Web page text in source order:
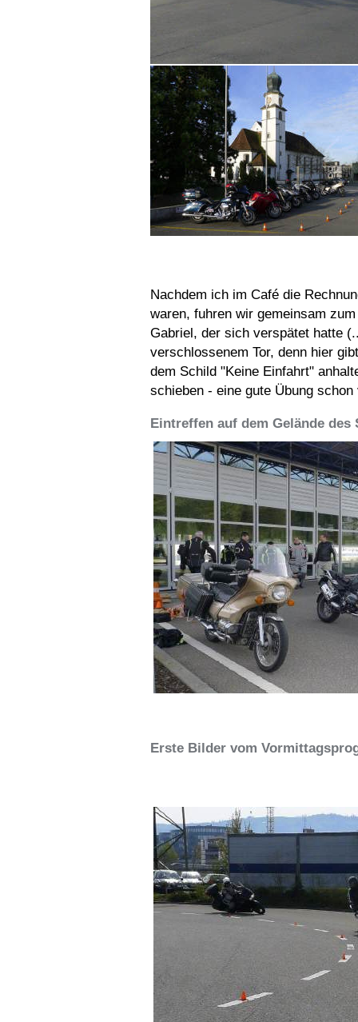
Nachdem ich im Café die
waren, fuhren wir gemeinsam
Gabriel, der sich verspätet hatte
verschlossenem Tor, denn hier
dem Schild "Keine Einfahrt"
schieben - eine gute Übung
Eintreffen auf dem Gelände des
Erste Bilder vom